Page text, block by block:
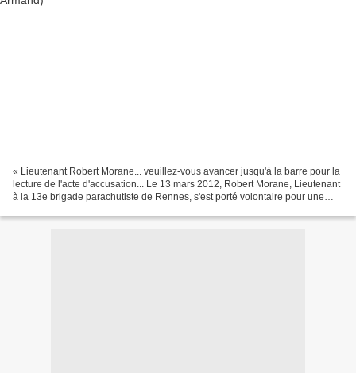
« Lieutenant Robert Morane... veuillez-vous avancer jusqu'à la barre pour la
lecture de l'acte d'accusation... Le 13 mars 2012, Robert Morane, Lieutenant
à la 13e brigade parachutiste de Rennes, s'est porté volontaire pour une